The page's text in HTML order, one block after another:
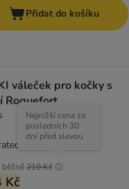
Přidat do košíku
váleček pro kočky s
Roquefort
běžně219 Kč
Nejnižší cena za
posledních 30
dní před slevou
Kč